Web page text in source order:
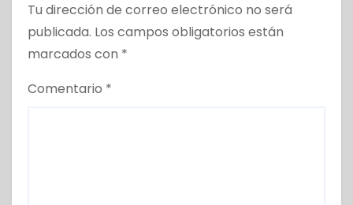
Tu dirección de correo electrónico no será
publicada. Los campos obligatorios están
marcados con *
Comentario *